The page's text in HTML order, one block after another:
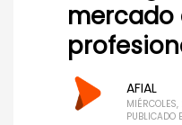
mercado
AFIAL
PUBLICADO